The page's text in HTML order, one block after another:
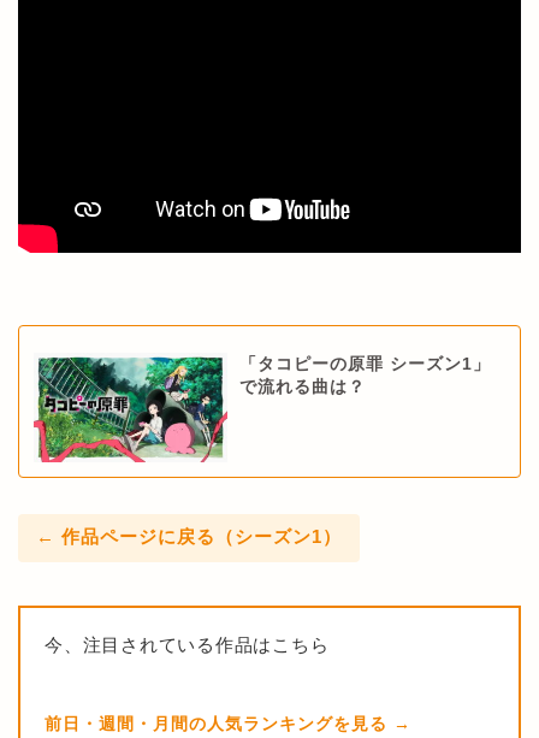
「タコピーの原罪 シーズン1」
で流れる曲は？
← 作品ページに戻る（シーズン1）
今、注目されている作品はこちら
前日・週間・月間の人気ランキングを見る